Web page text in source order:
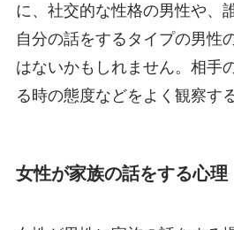
に、社交的な性格の男性や、
自分の話をするタイプの男性
はないかもしれません。相手
る時の態度などをよく観察す
女性が家族の話をする心理